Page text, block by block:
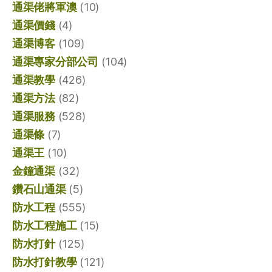
通渠佬將軍澳(10)
通渠價錢(4)
通渠博客(109)
通渠專家分部公司 (104)
通渠教學(426)
通渠方法(82)
通渠服務(528)
通渠條 (7)
通渠王 (10)
金鐘通渠(32)
鑽石山通渠(5)
防水工程(555)
防水工程施工(15)
防水打針(125)
防水打針教學(121)